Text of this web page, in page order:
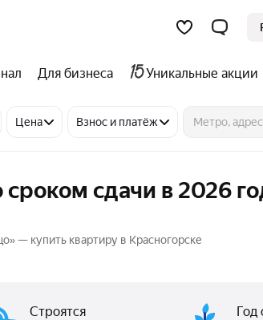
Для бизнеса Уникальные акции
Цена Взнос и платёж
сдачи в 2026
— купить квартиру в Красногорске
Строятся Год